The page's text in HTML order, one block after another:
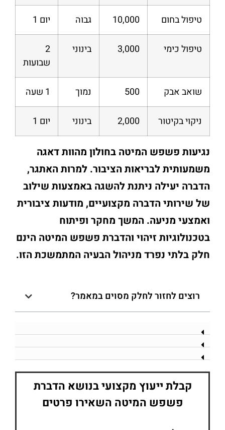
טיפול בחום 10,000 גבוה יום 1
טיפול כימי 3,000 בינוני
2
שבועות
שואב אבק 500 נמוך 1 שעה
ניקוי בקיטור 2,000 בינוני יום 1
נגיעות פשפש המיטה בחולון מהוות דאגה
משמעותית לבריאות הציבור. למרות האתגר,
הדברה יעילה ניתנת להשגה באמצעות שילוב
של שירותי הדברה מקצועיים, מודעות ציבורית
ואמצעי מניעה. המשך מחקר ופיתוח
בטכנולוגיות זיהוי והדברת פשפש המיטה הינם
חלק בלתי נפרד מניהול הבעיה המתמשכת הזו.
רוצים לחזור לחלק מסוים במאמר?
קבלת ייעוץ מקצועי בנושא הדברת
פשפש המיטה השאירו פרטים